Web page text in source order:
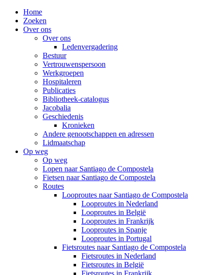
Home
Zoeken
Over ons
Over ons
Ledenvergadering
Bestuur
Vertrouwenspersoon
Werkgroepen
Hospitaleren
Publicaties
Bibliotheek-catalogus
Jacobalia
Geschiedenis
Kronieken
Andere genootschappen en adressen
Lidmaatschap
Op weg
Op weg
Lopen naar Santiago de Compostela
Fietsen naar Santiago de Compostela
Routes
Looproutes naar Santiago de Compostela
Looproutes in Nederland
Looproutes in België
Looproutes in Frankrijk
Looproutes in Spanje
Looproutes in Portugal
Fietsroutes naar Santiago de Compostela
Fietsroutes in Nederland
Fietsroutes in België
Fietsroutes in Frankrijk